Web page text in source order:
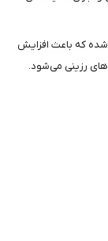
از چوب ۳ میل استفاده شده که باعث افزایش
رزینی می‌شود.